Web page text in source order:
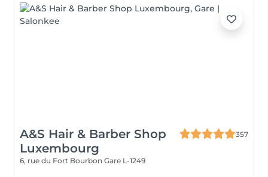
A&S Hair & Barber Shop
Luxembourg
357
6, rue du Fort Bourbon Gare L-1249